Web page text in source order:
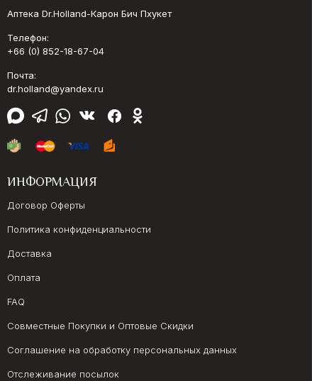
Аптека Dr.Holland-Карон Бич Пхукет
Телефон:
+66 (0) 852-18-67-04
Почта:
dr.holland@yandex.ru
ИНФОРМАЦИЯ
Договор Оферты
Политика конфиденциальности
Доставка
Оплата
FAQ
Совместные Покупки и Оптовые Скидки
Соглашение на обработку персональных данных
Отслеживание посылок